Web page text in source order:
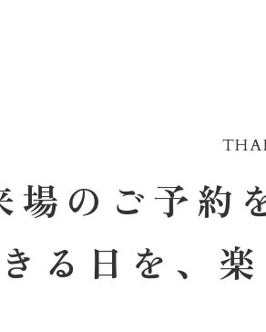
場のご予約
る日を、